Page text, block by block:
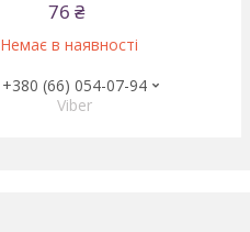
76 ₴
Немає в наявності
+380 (66) 054-07-94
Viber